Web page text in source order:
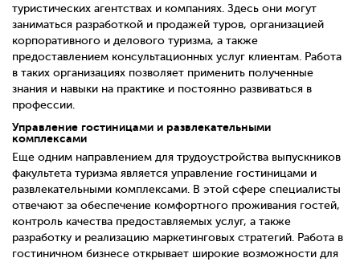
туристических агентствах и компаниях. Здесь они могут
заниматься разработкой и продажей туров, организацией
корпоративного и делового туризма, а также
предоставлением консультационных услуг клиентам. Работа
в таких организациях позволяет применить полученные
знания и навыки на практике и постоянно развиваться в
профессии.
Управление гостиницами и развлекательными
комплексами
Еще одним направлением для трудоустройства выпускников
факультета туризма является управление гостиницами и
развлекательными комплексами. В этой сфере специалисты
отвечают за обеспечение комфортного проживания гостей,
контроль качества предоставляемых услуг, а также
разработку и реализацию маркетинговых стратегий. Работа в
гостиничном бизнесе открывает широкие возможности для